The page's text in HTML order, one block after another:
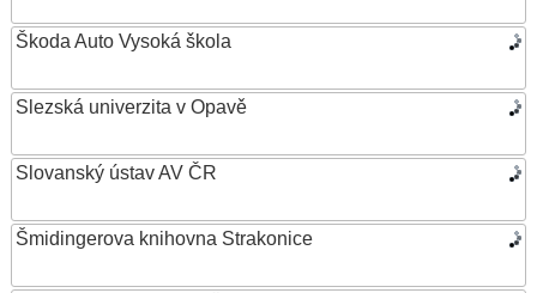
Škoda Auto Vysoká škola
Slezská univerzita v Opavě
Slovanský ústav AV ČR
Šmidingerova knihovna Strakonice